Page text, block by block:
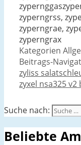
zyperngrss,
zyperngrae,
zyperngrax
Kategorien
Beitrags-
zyliss
zyxel nsa325
Suche nach:
Beliebte